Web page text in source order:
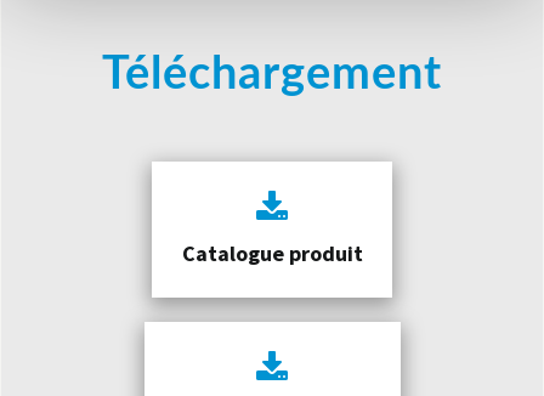
Téléchargement
Catalogue produit